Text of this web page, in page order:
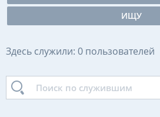
ИЩУ
Здесь служили: 0 пользователей